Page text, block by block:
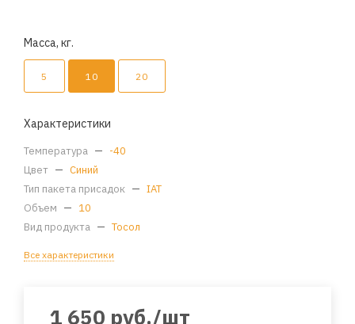
Масса, кг.
5 10 20
Характеристики
Температура — -40
Цвет — Синий
Тип пакета присадок — IAT
Объем — 10
Вид продукта — Тосол
Все характеристики
1 650 руб./шт